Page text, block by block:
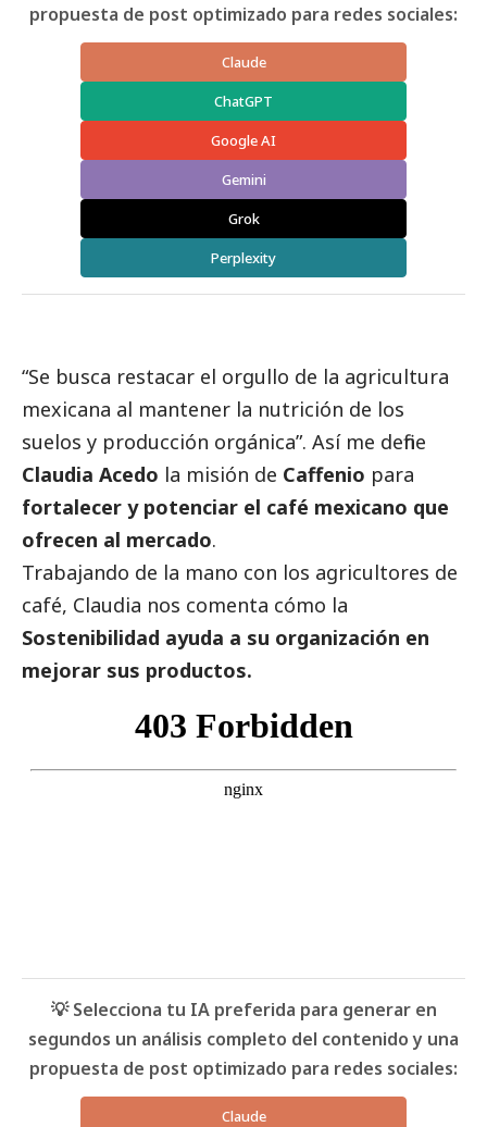
propuesta de post optimizado para redes sociales:
Claude
ChatGPT
Google AI
Gemini
Grok
Perplexity
“Se busca restacar el orgullo de la agricultura
mexicana al mantener la nutrición de los
suelos y producción orgánica”. Así me define
Claudia Acedo la misión de Caffenio para
fortalecer y potenciar el café mexicano que
ofrecen al mercado.
Trabajando de la mano con los agricultores de
café, Claudia nos comenta cómo la
Sostenibilidad ayuda a su organización en
mejorar sus productos.
💡 Selecciona tu IA preferida para generar en
segundos un análisis completo del contenido y una
propuesta de post optimizado para redes sociales:
Claude